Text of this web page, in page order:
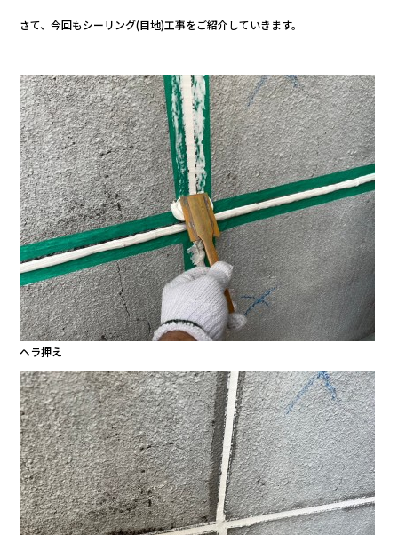
o
k
さて、今回もシーリング(目地)工事をご紹介していきます。
ヘラ押え